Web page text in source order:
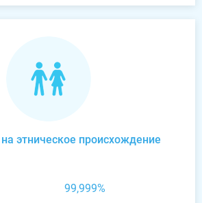
этническое происхождение
99,999%